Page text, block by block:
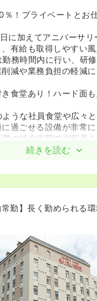
！プライベートとお
に加えてアニバーサリ
有給も取得しやすい風
務時間内に行い、研
減や業務負担の軽減に
食堂あり！ハード面
うな社員食堂や広々
過ごせる設備が非常
の総合病院で副部長を
、現場の声に耳を傾け
、緩和ケア病棟は20
た看護が提供できる体
の対応も安心して行
が厚く、増床に伴うポ
院や医師会からの信頼
に病床を増床するなど
続きを読む
勤】長く勤められる